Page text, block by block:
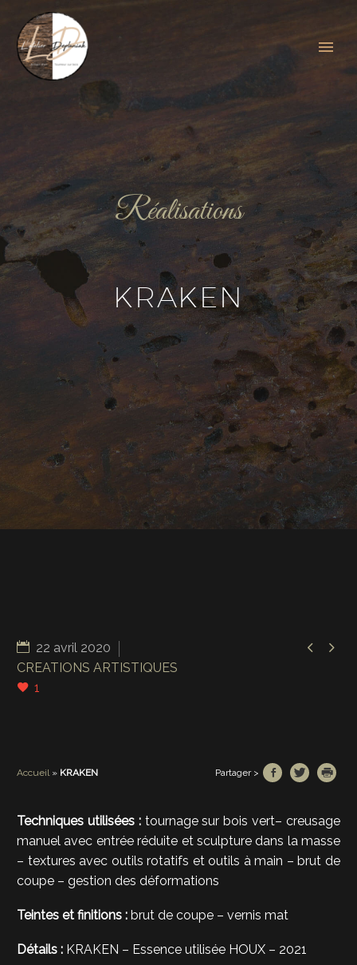
Réalisations
KRAKEN
 
22 avril 2020
CREATIONS ARTISTIQUES
1
Accueil» KRAKEN Partager >
Techniques utilisées :tournage sur bois vert– creusage
manuel avec entrée réduite et sculpture dans la masse
– textures avec outils rotatifs et outils à main – brut de
coupe – gestion des déformations
Teintes et finitions : brut de coupe – vernis mat
Détails : KRAKEN – Essence utilisée HOUX – 2021